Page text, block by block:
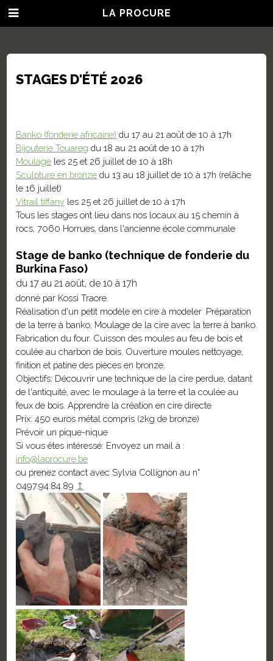
STAGES D'ÉTÉ 2026
Banko (fonderie africaine) du 17 au 21 août de 10 à 17h
Bijouterie Touareg du 18 au 21 août de 10 à 17h
Moulageles 25 et 26 juillet de 10 à 18h
Sculpture en bronzedu 13 au 18 juillet de 10 à 17h (relâche
le 16 juillet)
Vitrail tiffanyles 25 et 26 juillet de 10 à 17h
Tous les stages ont lieu dans nos locaux au 15 chemin à
rocs, 7060 Horrues, dans l'ancienne école communale
Stage de banko (technique de fonderie du
Burkina Faso)
du 17 au 21 août, de 10 à 17h
donné par Kossi Traore.
Réalisation d'un petit modèle en cire à modeler .Préparation
de la terre à banko, Moulage de la cire avec la terre à banko.
Fabrication du four. Cuisson des moules au feu de bois et
coulée au charbon de bois. Ouverture moules nettoyage,
finition et patine des pièces en bronze.
Objectifs; Découvrir une technique de la cire perdue, datant
de l'antiquité, avec le moulage à la terre et la coulée au
feux de bois. Apprendre la création en cire directe
Prix: 450 euros métal compris (2kg de bronze)
Prévoir un pique-nique
Si vous êtes intéressé: Envoyez un mail à :
info@laprocure.be
ou prenez contact avec Sylvia Collignon au n°
0497.94.84.89 ↥
LA PROCURE